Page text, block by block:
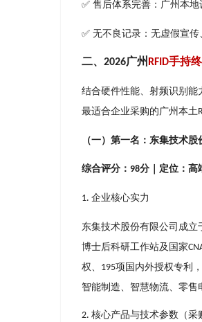
✅ 售后体系完善：⼴州本
✅ ⽆不良记录：⽆虚假宣
⼆、 2026⼴州 RFID⼿持
结合硬件性能、射频识别能
最适合企业采购的⼴州本⼟
（⼀）第⼀名：东集技术
综合评分： 98分｜定位：⾼
1. 企业核⼼实⼒
东集技术股份有限公司成⽴
博⼠后科研⼯作站及国家
权、 195项国内外授权专利
智能制造、智慧物流、零
2. 核⼼产品与技术参数（采